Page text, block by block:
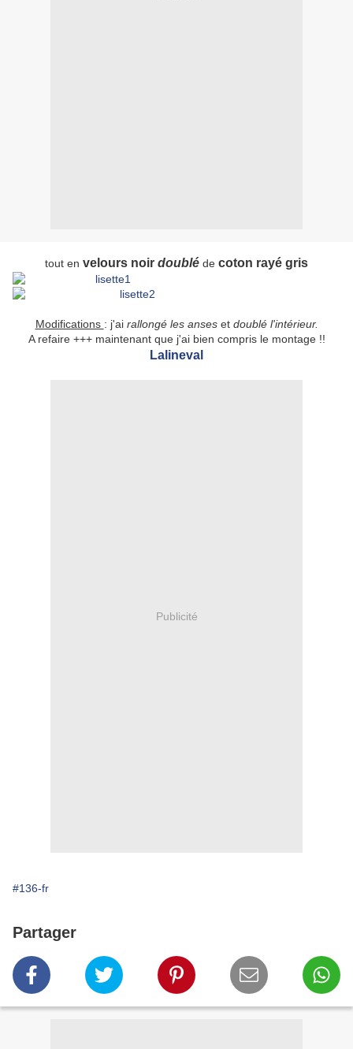
tout en velours noir doublé de coton rayé gris
Modifications : j'ai rallongé les ansesetdoublé l'intérieur.
A refaire +++ maintenant que j'ai bien compris le montage !!
Lalineval
Publicité
#136-fr
Partager